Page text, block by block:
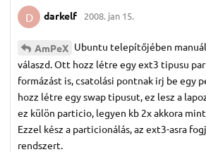
D darkelf 2008. jan 15.
AmPeX Ubuntu telepítőjében
válaszd. Ott hozz létre egy ext3 tipusu
formázást is, csatolási pontnak irj be egy
hozz létre egy swap tipusut, ez lesz a
ez külön particio, legyen kb 2x akkora
Ezzel kész a particionálás, az ext3-asra
rendszert.